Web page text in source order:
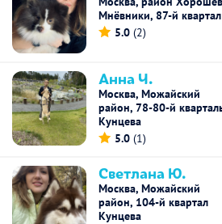
Мнёвники, 87-й квартал
5.0 (2)
Анна Ч.
Москва, Можайский
район, 78-80-й
Кунцева
5.0 (1)
Светлана Ю.
Москва, Можайский
район, 104-й квартал
Кунцева